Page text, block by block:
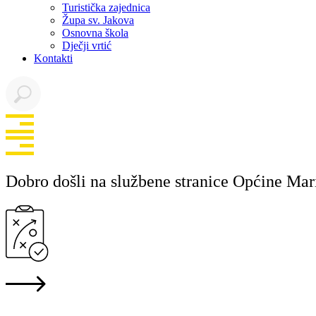
Turistička zajednica
Župa sv. Jakova
Osnovna škola
Dječji vrtić
Kontakti
Dobro došli na službene stranice Općine